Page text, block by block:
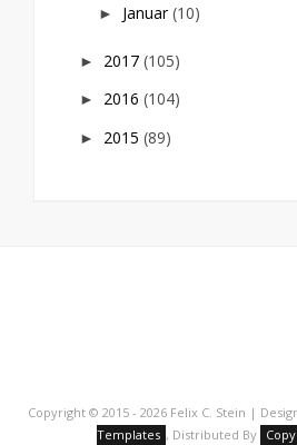
► Januar(10)
► 2017 (105)
► 2016 (104)
► 2015 (89)
Copyright © 2015 - 2026 Felix C. Stein |
Templates , Distributed By